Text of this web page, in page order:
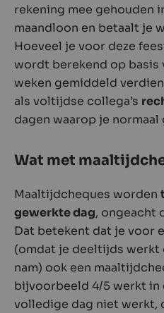
rekening mee gehouden
maandloon en betaalt je
Hoeveel je voor deze
wordt berekend op basis
weken gemiddeld
als voltijdse collega’s
dagen waarop je normaal
Wat met
Maaltijdcheques worden
gewerkte dag, ongeacht
Dat betekent dat je voor
(omdat je deeltijds werkt
nam) ook een
bijvoorbeeld 4/5 werkt in
volledige dag niet werkt,